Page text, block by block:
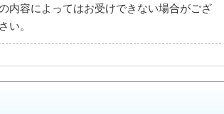
内容によってはお受けできない場合がござ
い。